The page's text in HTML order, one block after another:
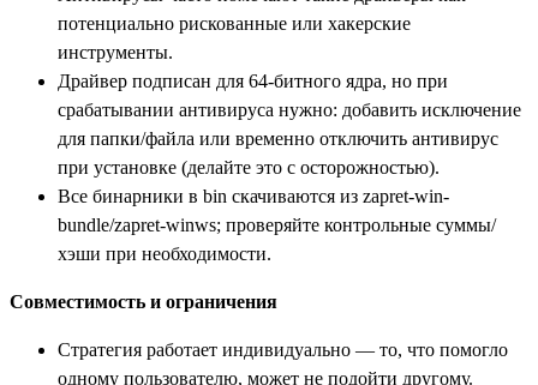
потенциально рискованные или хакерские
инструменты.
Драйвер подписан для 64-битного ядра, но при
срабатывании антивируса нужно: добавить исключение
для папки/файла или временно отключить антивирус
при установке (делайте это с осторожностью).
Все бинарники в bin скачиваются из zapret-win-
bundle/zapret-winws; проверяйте контрольные суммы/
хэши при необходимости.
Совместимость и ограничения
Стратегия работает индивидуально — то, что помогло
одному пользователю, может не подойти другому.